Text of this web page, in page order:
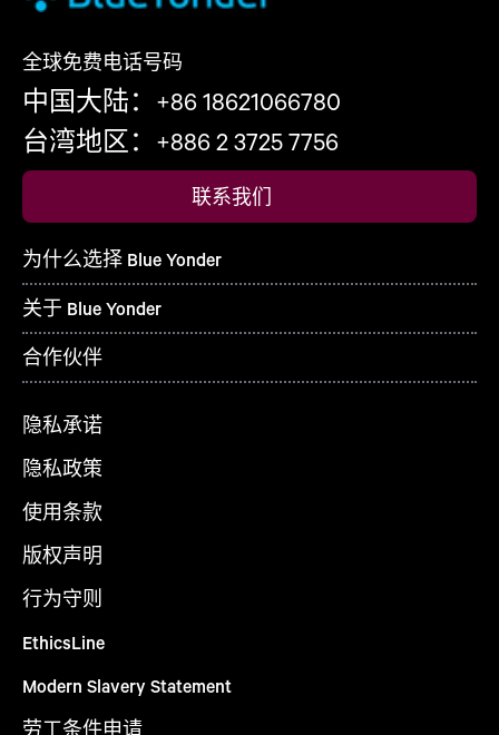
全球免费电话号码
中国大陆：+86 18621066780
台湾地区：+886 2 3725 7756
联系我们
为什么选择 Blue Yonder
关于 Blue Yonder
合作伙伴
隐私承诺
隐私政策
使用条款
版权声明
行为守则
EthicsLine
Modern Slavery Statement
劳工条件申请